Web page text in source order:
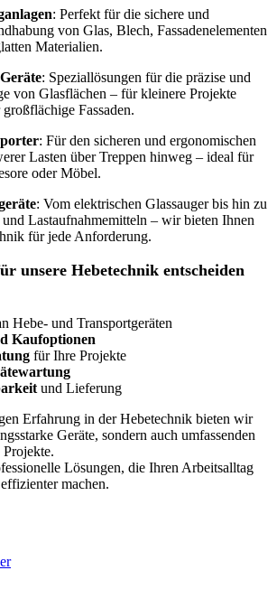
: Perfekt für die sichere und
von Glas, Blech, Fassadenelementen
Materialien.
: Speziallösungen für die präzise und
von Glasflächen – für kleinere Projekte
Fassaden.
: Für den sicheren und ergonomischen
Lasten über Treppen hinweg – ideal für
oder Möbel.
: Vom elektrischen Glassauger bis hin zu
Lastaufnahmemitteln – wir bieten Ihnen
für jede Anforderung.
unsere Hebetechnik entscheiden
Hebe- und Transportgeräten
Kaufoptionen
für Ihre Projekte
und Lieferung
Erfahrung in der Hebetechnik bieten wir
Geräte, sondern auch umfassenden
Lösungen, die Ihren Arbeitsalltag
machen.